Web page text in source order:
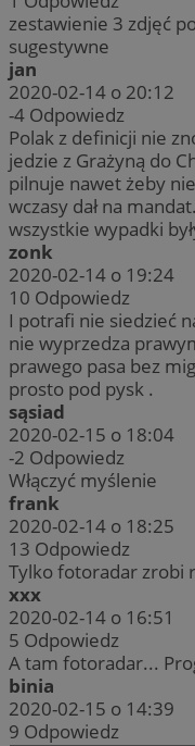
zestawienie 3 zdjęć
sugestywne
jan
2020-02-14 o 20:12
-4 Odpowiedz
Polak z definicji nie
jedzie z Grażyną do
pilnuje nawet żeby
wczasy dał na
wszystkie wypadki
zonk
2020-02-14 o 19:24
10 Odpowiedz
I potrafi nie siedzieć
nie wyprzedza
prawego pasa bez
prosto pod pysk .
sąsiad
2020-02-15 o 18:04
-2 Odpowiedz
Włączyć myślenie
frank
2020-02-14 o 18:25
13 Odpowiedz
Tylko fotoradar zrobi
xxx
2020-02-14 o 16:51
5 Odpowiedz
A tam fotoradar...
binia
2020-02-15 o 14:39
9 Odpowiedz